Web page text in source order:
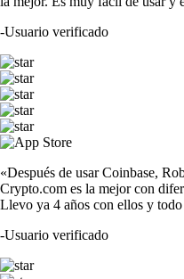
-Usuario verificado
«Después de usar Coinbase,
Crypto.com es la mejor con
Llevo ya 4 años con ellos y
-Usuario verificado